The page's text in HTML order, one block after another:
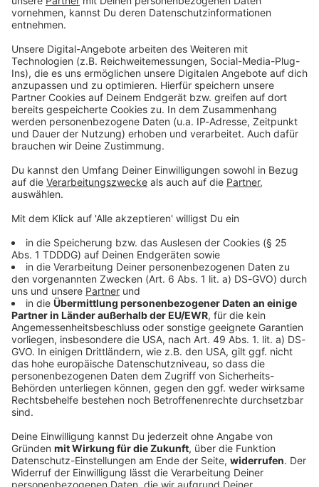
Du möchtest uns etwas sagen?
Studio Hotline
Kontaktformular
Sprachnachricht
© dpa-infocom, dpa:260526-930-129921/1
Bayern
Der Sommer bleibt den Bayern erhalten
Hochsommerliche Temperaturen von bis zu 36 Grad